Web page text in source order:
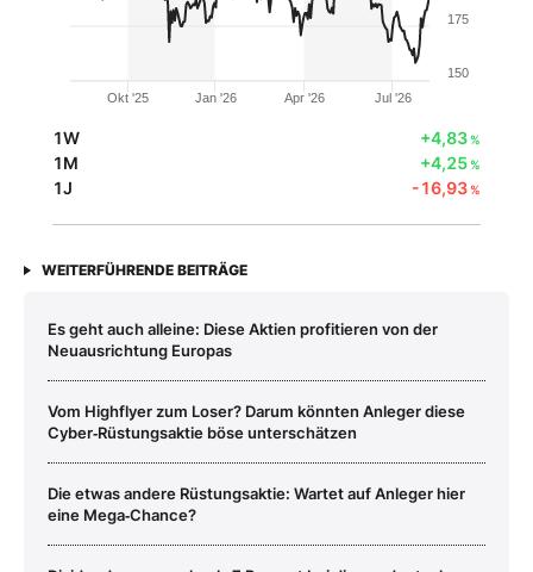
Okt '25 Jan '26 Apr '26 Jul '26
150
175
1W +4,83%
1M +4,25%
1J -16,93%
WEITERFÜHRENDE BEITRÄGE
Es geht auch alleine: Diese Aktien profitieren von der
Neuausrichtung Europas
Vom Highflyer zum Loser? Darum könnten Anleger diese
Cyber‑Rüstungsaktie böse unterschätzen
Die etwas andere Rüstungsaktie: Wartet auf Anleger hier
eine Mega‑Chance?